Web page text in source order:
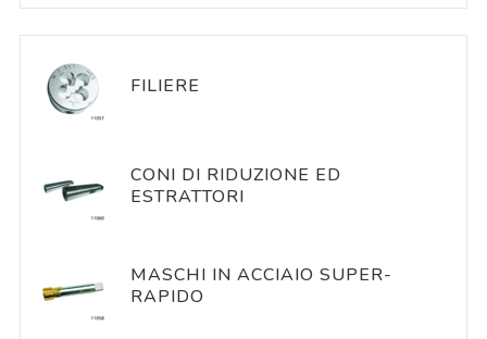
FILIERE
CONI DI RIDUZIONE ED
ESTRATTORI
MASCHI IN ACCIAIO SUPER-
RAPIDO